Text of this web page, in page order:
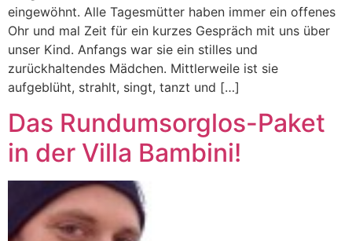
eingewöhnt. Alle Tagesmütter haben immer ein offenes
Ohr und mal Zeit für ein kurzes Gespräch mit uns über
unser Kind. Anfangs war sie ein stilles und
zurückhaltendes Mädchen. Mittlerweile ist sie
aufgeblüht, strahlt, singt, tanzt und […]
Das Rundumsorglos-Paket
in der Villa Bambini!